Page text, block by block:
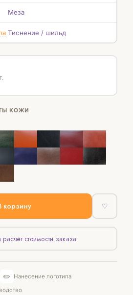
Меза
Тиснение / шильд
КОЖИ
корзину ♡
стоимости заказа
✏️ Нанесение логотипа